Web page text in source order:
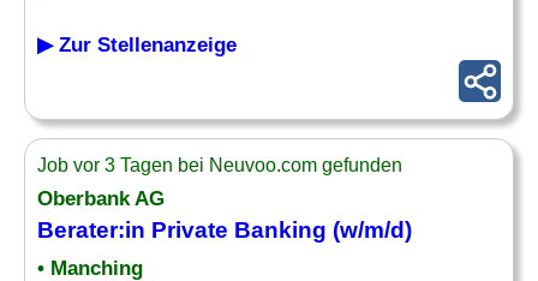
▶ Zur Stellenanzeige
Job vor 3 Tagen bei Neuvoo.com gefunden
Oberbank AG
Berater:in Private Banking (w/m/d)
• Manching